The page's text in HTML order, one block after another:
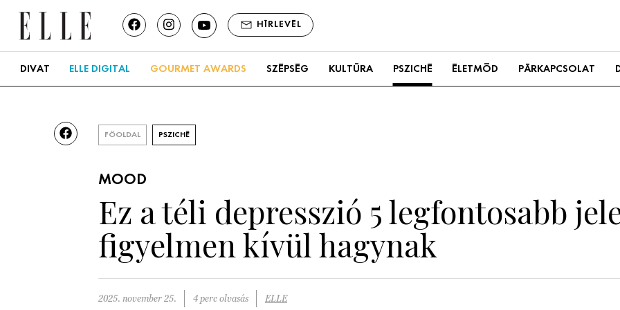
HÍRLEVÉL
DIVAT ELLE DIGITAL GOURMET AWARDS SZÉPSÉG KULTÚRA PSZICHÉ ÉLETMÓD PÁRKAPCSOLAT
FŐOLDAL PSZICHÉ
MOOD
Ez a téli depresszió 5 legfontosabb
figyelmen kívül hagynak
2025. november 25. 4 perc olvasás ELLE